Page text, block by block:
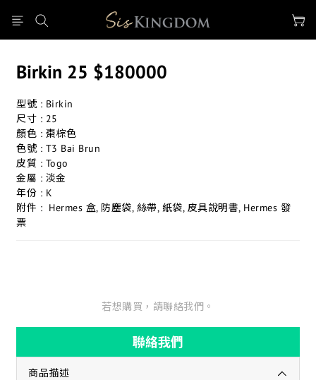
Birkin 25 $180000
型號 : Birkin
尺寸 : 25
顏色 : 棗棕色
色號 : T3 Bai Brun
皮質 : Togo
金屬 : 淡金
年份 : K
附件 :  Hermes 盒, 防塵袋, 絲帶, 紙袋, 皮具說明書, Hermes 發
票
若想購買，請聯絡我們。
聯絡我們
商品描述